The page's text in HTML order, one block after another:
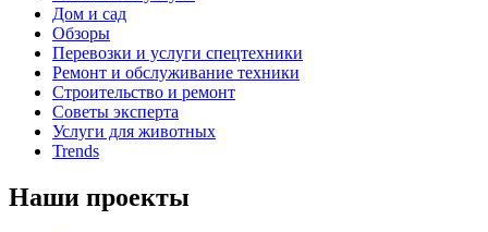
Дом и сад
Обзоры
Перевозки и услуги спецтехники
Ремонт и обслуживание техники
Строительство и ремонт
Советы эксперта
Услуги для животных
Trends
Наши проекты